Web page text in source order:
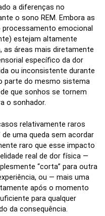
a diferenças no
o sono REM. Embora as
emocional
estejam altamente
as áreas mais diretamente
específico da dor
ou inconsistente durante
parte do mesmo sistema
que sonhos se tornem
o sonhador.
relativamente raros
de uma queda sem acordar
raro que esse impacto
real de dor física —
“corta” para outra
ou — mais uma
após o momento
para qualquer
da consequência.